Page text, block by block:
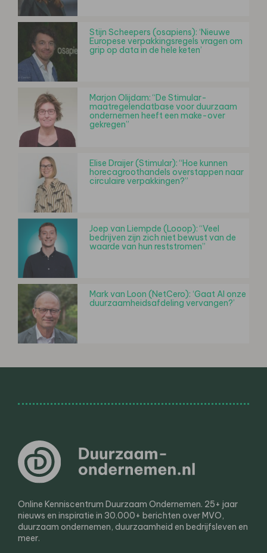
Stijn Scheepers (osapiens): ‘Nieuwe
Europese verpakkingsregels vragen om
grip op data in de hele keten’
Marjon Olijdam: “De Stimular-
maatregelendatbase voor duurzaam
ondernemen heeft een make-over
gekregen”
Elise Draijer (Stimular): “Hoe kunnen
horecagroothandels overstappen naar
circulaire verpakkingen?”
Joep van Liempde (Looop): “Veel
bedrijven zijn zich niet bewust van de
waarde van hun reststromen”
Mark van Loon (NetCero): ‘Gaat AI onze
duurzaamheidsafdeling vervangen?’
Online Kenniscentrum Duurzaam Ondernemen. 25+ jaar
nieuws en inspiratie in 30.000+ berichten over MVO,
duurzaam ondernemen, duurzaamheid en bedrijfsleven en
meer.